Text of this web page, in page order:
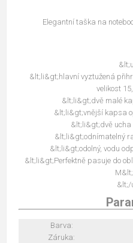
Elegantní taška na
&lt;li&gt;hlavní vyztužená
velikost
&lt;li&gt;dvě malé
&lt;li&gt;vnější kapsa
&lt;li&gt;dvě
&lt;li&gt;odnímatelný
&lt;li&gt;odolný, vodu
&lt;li&gt;Perfektně pasuje do
&lt;/
Barva:
Záruka: